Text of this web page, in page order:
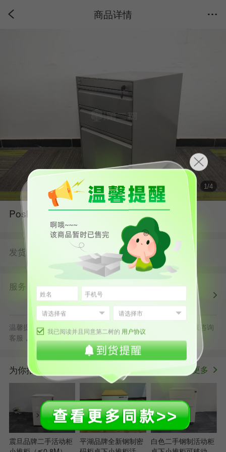
商品详情
我已阅读并且同意第二树的 用户协议
>
1/4
Posh/科誉二手钢制小推柜灰色系
发货 第二树北京仓 发货并提供售后服务
服务 第二树自营 清洗消毒 售后保障
配送上门
正规发票
退货原则
温馨提示：默拍不发货，批量采购立享更多优惠，可随时在线咨询
客服，或拨打服务电话400-178-1088
为你推荐 更多
震旦品牌二手活动柜
平湖品牌全新钢制密
白色二手钢制活动柜